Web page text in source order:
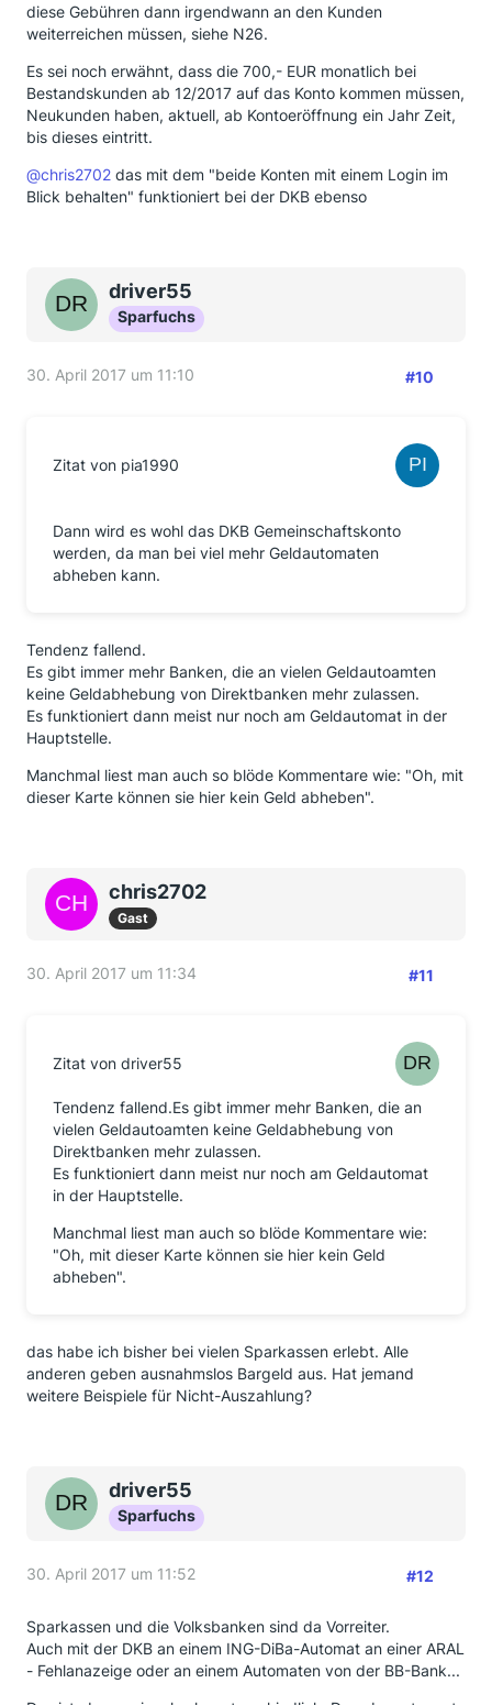
diese Gebühren dann irgendwann an den Kunden
weiterreichen müssen, siehe N26.
Es sei noch erwähnt, dass die 700,- EUR monatlich bei
Bestandskunden ab 12/2017 auf das Konto kommen müssen,
Neukunden haben, aktuell, ab Kontoeröffnung ein Jahr Zeit,
bis dieses eintritt.
@chris2702 das mit dem "beide Konten mit einem Login im
Blick behalten" funktioniert bei der DKB ebenso
driver55
Sparfuchs
30. April 2017 um 11:10 #10
Zitat von pia1990
Dann wird es wohl das DKB Gemeinschaftskonto
werden, da man bei viel mehr Geldautomaten
abheben kann.
Tendenz fallend.
Es gibt immer mehr Banken, die an vielen Geldautoamten
keine Geldabhebung von Direktbanken mehr zulassen.
Es funktioniert dann meist nur noch am Geldautomat in der
Hauptstelle.
Manchmal liest man auch so blöde Kommentare wie: "Oh, mit
dieser Karte können sie hier kein Geld abheben".
chris2702
Gast
30. April 2017 um 11:34 #11
Zitat von driver55
Tendenz fallend.Es gibt immer mehr Banken, die an
vielen Geldautoamten keine Geldabhebung von
Direktbanken mehr zulassen.
Es funktioniert dann meist nur noch am Geldautomat
in der Hauptstelle.
Manchmal liest man auch so blöde Kommentare wie:
"Oh, mit dieser Karte können sie hier kein Geld
abheben".
das habe ich bisher bei vielen Sparkassen erlebt. Alle
anderen geben ausnahmslos Bargeld aus. Hat jemand
weitere Beispiele für Nicht-Auszahlung?
driver55
Sparfuchs
30. April 2017 um 11:52 #12
Sparkassen und die Volksbanken sind da Vorreiter.
Auch mit der DKB an einem ING-DiBa-Automat an einer ARAL
- Fehlanazeige oder an einem Automaten von der BB-Bank...